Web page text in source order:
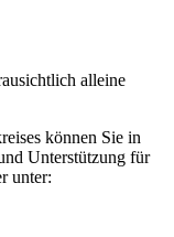
alleine
können Sie in
Unterstützung für
unter: